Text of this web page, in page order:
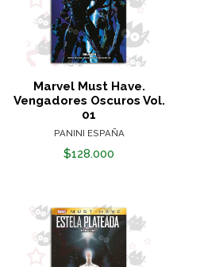
Marvel Must Have.
Vengadores Oscuros Vol.
01
PANINI ESPAÑA
$128.000